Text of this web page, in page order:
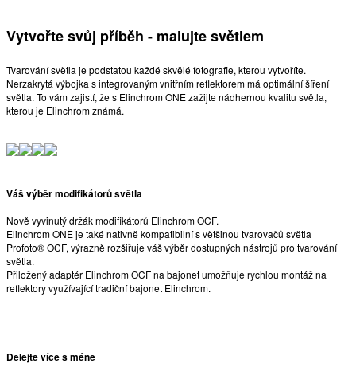
Vytvořte svůj příběh - malujte světlem
Tvarování světla je podstatou každé skvělé fotografie, kterou vytvoříte.
Nerzakrytá výbojka s integrovaným vnitřním reflektorem má optimální šíření
světla. To vám zajistí, že s Elinchrom ONE zažijte nádhernou kvalitu světla,
kterou je Elinchrom známá.
Váš výběr modifikátorů světla
Nově vyvinutý držák modifikátorů Elinchrom OCF.
Elinchrom ONE je také nativně kompatibilní s většinou tvarovačů světla
Profoto® OCF, výrazně rozšiřuje váš výběr dostupných nástrojů pro tvarování
světla.
Přiložený adaptér Elinchrom OCF na bajonet umožňuje rychlou montáž na
reflektory využívající tradiční bajonet Elinchrom.
Dělejte více s méně